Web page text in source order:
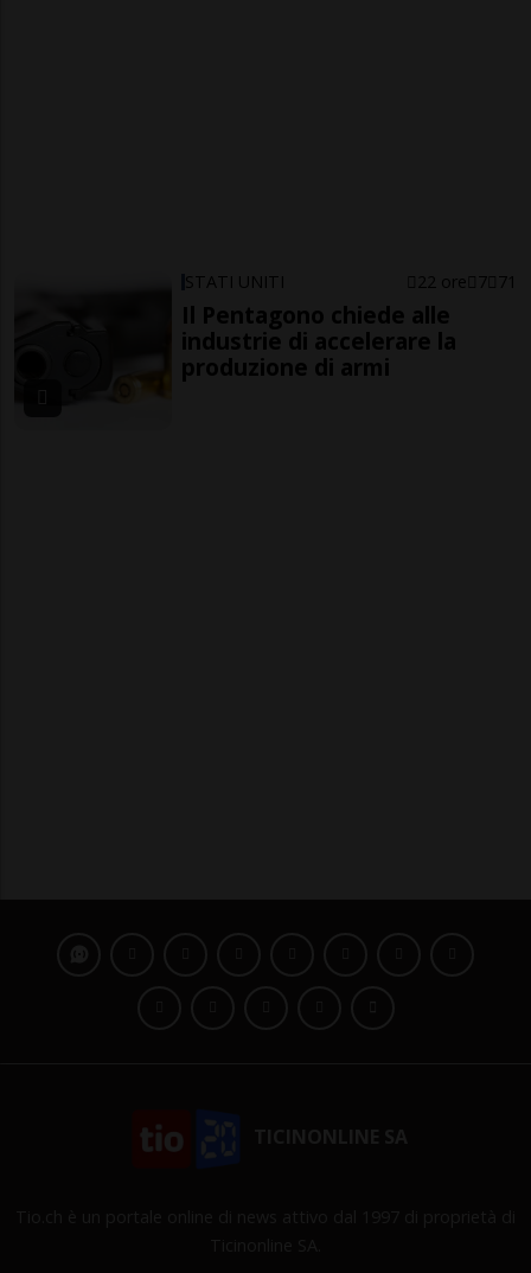
STATI UNITI 22 ore 7 71
Il Pentagono chiede alle
industrie di accelerare la
produzione di armi